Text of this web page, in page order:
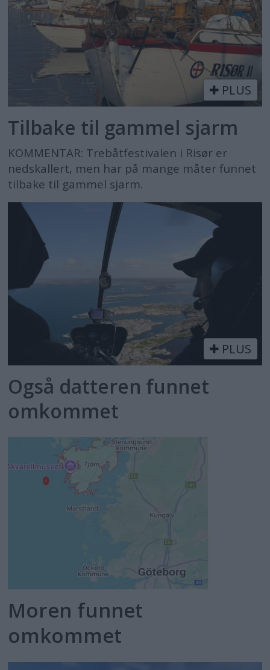
PLUS
Tilbake til gammel sjarm
KOMMENTAR: Trebåtfestivalen i Risør er
nedskallert, men har på mange måter funnet
tilbake til gammel sjarm.
PLUS
Også datteren funnet
omkommet
Moren funnet
omkommet